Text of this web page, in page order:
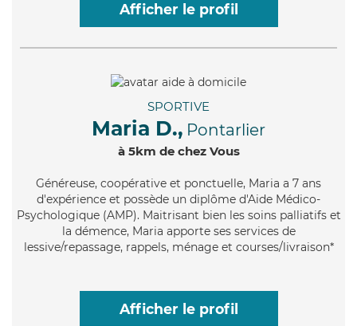
Afficher le profil
SPORTIVE
Maria D., Pontarlier
à 5km de chez Vous
Généreuse, coopérative et ponctuelle, Maria a 7 ans
d'expérience et possède un diplôme d'Aide Médico-
Psychologique (AMP). Maitrisant bien les soins palliatifs et
la démence, Maria apporte ses services de
lessive/repassage, rappels, ménage et courses/livraison*
Afficher le profil